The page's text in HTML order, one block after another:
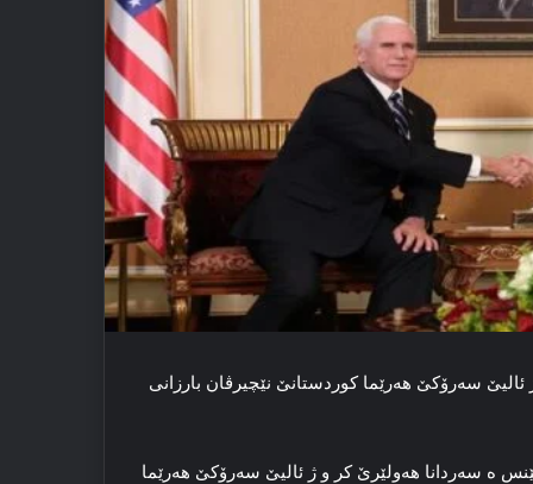
سه‌رۆکێ هه‌رێما کوردستانێ نێچیرڤان بارزانی
مایک پێنس ه‌ سه‌ردانا هه‌ولێرێ کر و ژ ئالیێ سه‌رۆکێ هه‌رێما